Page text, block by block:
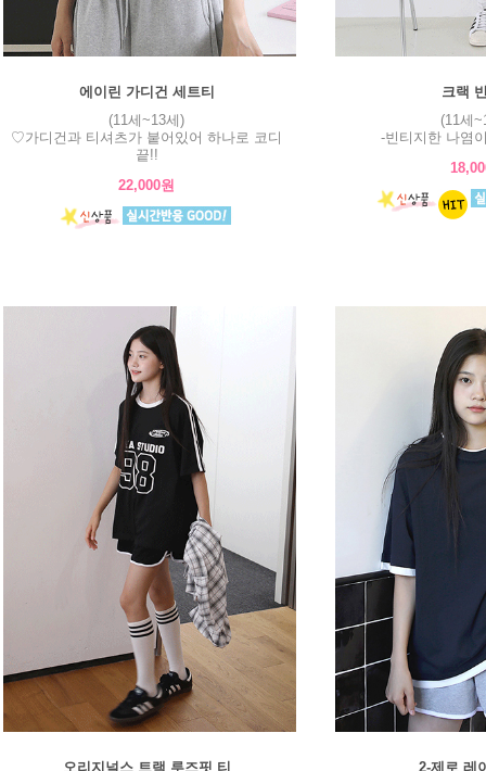
에이린 가디건 세트티
(11세~13세)
♡가디건과 티셔츠가 붙어있어 하나로 코디
끝!!
22,000원
크랙
(11세
-빈티지한 나염
오리지널스 트랙 루즈핏 티
2-제로 레